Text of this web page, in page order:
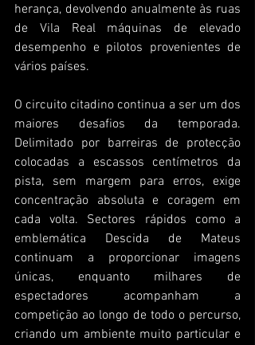
herança, devolvendo anualmente às ruas
de Vila Real máquinas de elevado
desempenho e pilotos provenientes de
vários países.
O circuito citadino continua a ser um dos
maiores desafios da temporada.
Delimitado por barreiras de protecção
colocadas a escassos centímetros da
pista, sem margem para erros, exige
concentração absoluta e coragem em
cada volta. Sectores rápidos como a
emblemática Descida de Mateus
continuam a proporcionar imagens
únicas, enquanto milhares de
espectadores acompanham a
competição ao longo de todo o percurso,
criando um ambiente muito particular e